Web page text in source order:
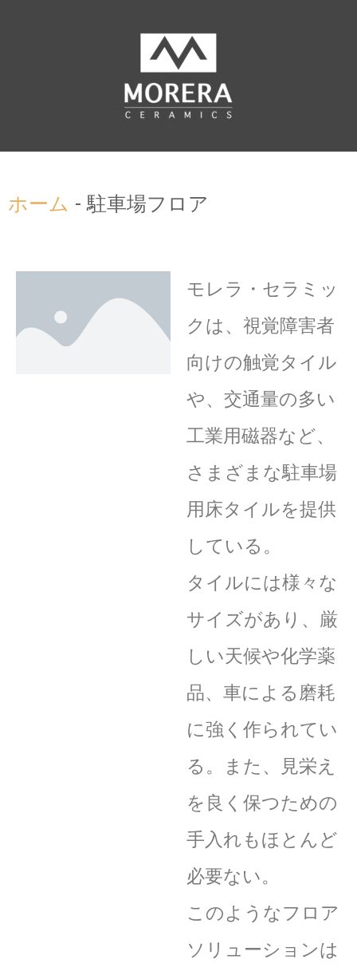
ホーム -駐車場フロア
モレラ・セラミッ
クは、視覚障害者
向けの触覚タイル
や、交通量の多い
工業用磁器など、
さまざまな駐車場
用床タイルを提供
している。
タイルには様々な
サイズがあり、厳
しい天候や化学薬
品、車による磨耗
に強く作られてい
る。また、見栄え
を良く保つための
手入れもほとんど
必要ない。
このようなフロア
ソリューションは